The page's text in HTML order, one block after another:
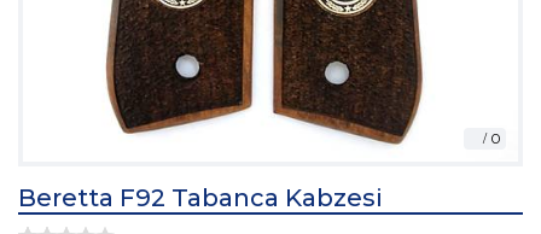
Beretta F92 Tabanca Kabzesi